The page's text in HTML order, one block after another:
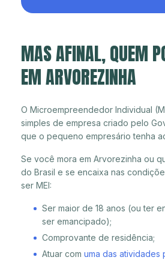
MAS AFINAL, QUEM
EM ARVOREZINHA
O Microempreendedor Individual
simples de empresa criado pelo
que o pequeno empresário tenha
Se você mora em Arvorezinha ou
do Brasil e se encaixa nas
ser MEI:
Ser maior de 18 anos (ou ter
ser emancipado);
Comprovante de residência;
Atuar com uma das atividades